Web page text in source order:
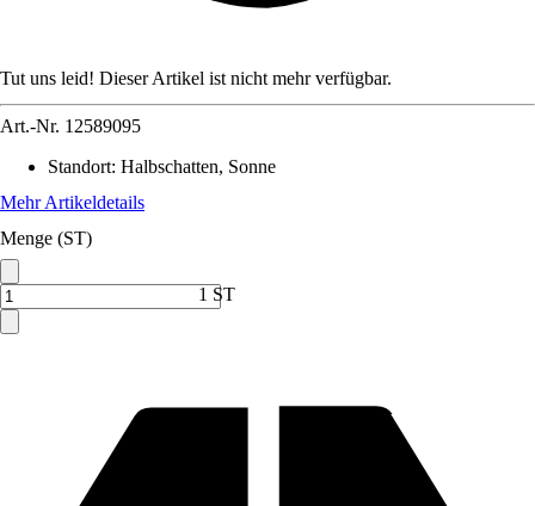
Tut uns leid! Dieser Artikel ist nicht mehr verfügbar.
Art.-Nr. 12589095
Standort: Halbschatten, Sonne
Mehr Artikeldetails
Menge (ST)
1 ST